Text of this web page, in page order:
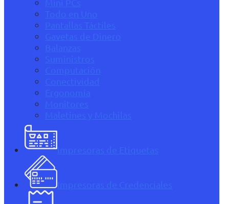
Mini PCs
Todo en Uno
Pantallas Táctiles
Gavetas de Dinero
Balanzas
Suministros
Computación
Conectividad
Ergonomía
Monitores
Maletines y Mochilas
Impresoras de Etiquetas
Impresoras de Credenciales